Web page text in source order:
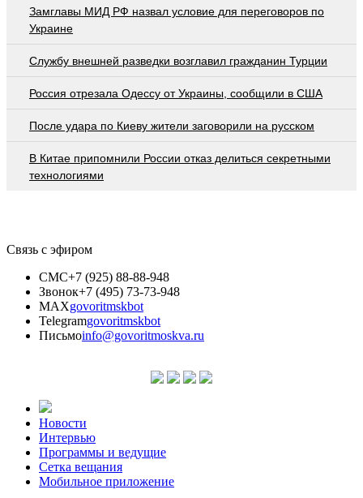
Замглавы МИД РФ назвал условие для переговоров по
Украине
Службу внешней разведки возглавил гражданин Турции
Россия отрезала Одессу от Украины, сообщили в США
После удара по Киеву жители заговорили на русском
В Китае припомнили России отказ делиться секретными
технологиями
Связь с эфиром
СМС+7 (925) 88-88-948
Звонок+7 (495) 73-73-948
MAXgovoritmskbot
Telegramgovoritmskbot
Письмоinfo@govoritmoskva.ru
Новости
Интервью
Программы и ведущие
Сетка вещания
Мобильное приложение